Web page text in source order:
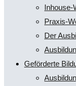
Inhouse-
Praxis-
Der
Geförderte